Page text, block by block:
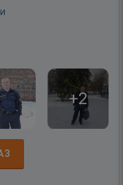
+2